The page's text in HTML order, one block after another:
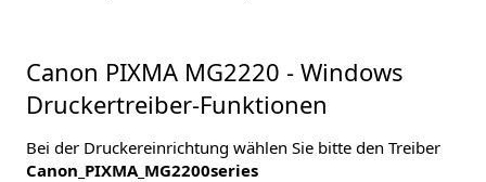
Canon PIXMA MG2220 - Windows
Druckertreiber-Funktionen
Bei der Druckereinrichtung wählen Sie bitte den Treiber
Canon_PIXMA_MG2200series